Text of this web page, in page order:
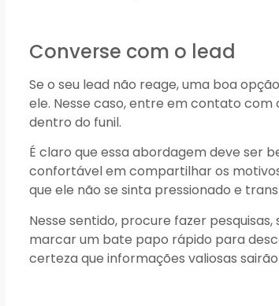
Converse com o lead
Se o seu lead não reage, uma boa
ele. Nesse caso, entre em contato
dentro do funil.
É claro que essa abordagem deve ser
confortável em compartilhar os
que ele não se sinta pressionado e
Nesse sentido, procure fazer
marcar um bate papo rápido para
certeza que informações valiosas